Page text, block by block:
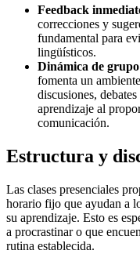
Feedback
correcciones y
fundamental para
lingüísticos.
Dinámica de grupo
fomenta un
discusiones,
aprendizaje al
comunicación.
Estructura y
Las clases presenciales
horario fijo que ayudan a
su aprendizaje. Esto es
a procrastinar o que
rutina establecida.